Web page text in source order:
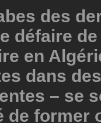
des
défaire
en
dans
– se
de former